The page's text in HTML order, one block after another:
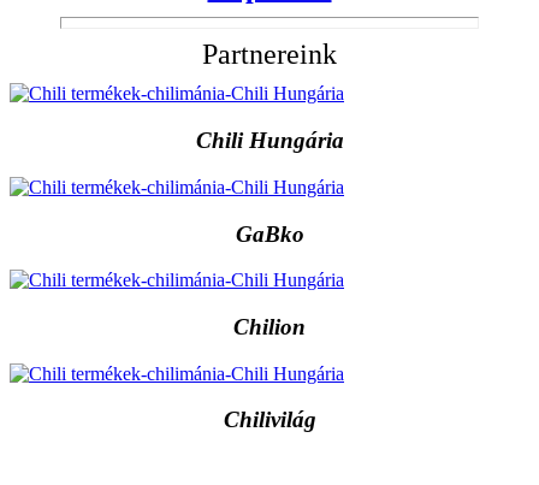
Partnereink
Chili Hungária
GaBko
Chilion
Chilivilág